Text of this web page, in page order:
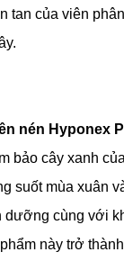
tan của viên
nén Hyponex
bảo cây xanh
suốt mùa xuân
dưỡng cùng với
này trở